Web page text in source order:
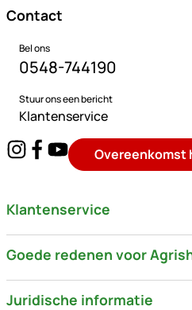
Contact
Bel ons
0548-744190
Stuur ons een bericht
Klantenservice
Overeenkomst
Klantenservice
Goede redenen voor
Juridische informatie